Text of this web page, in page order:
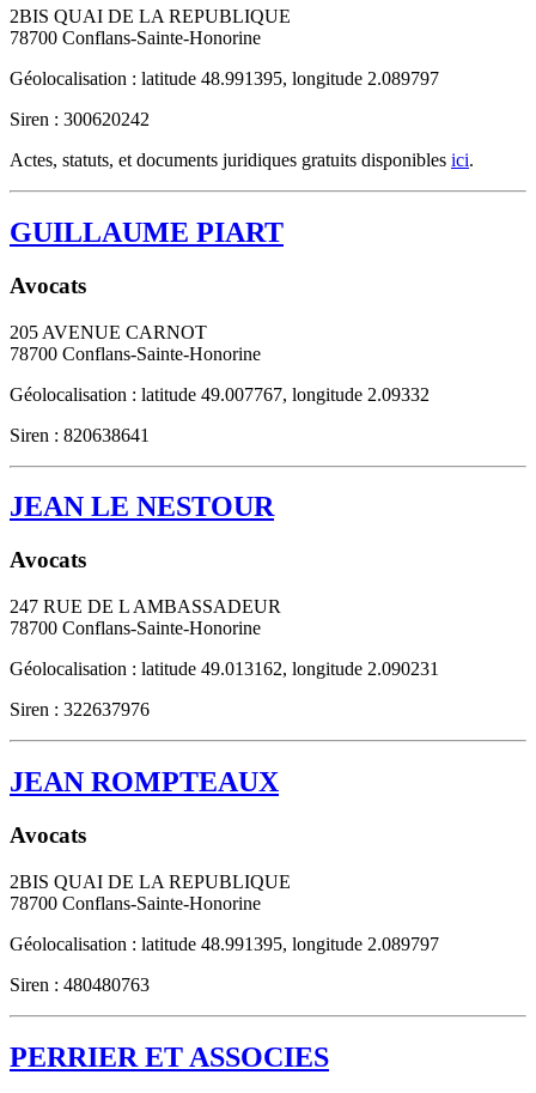
2BIS QUAI DE LA REPUBLIQUE
78700 Conflans-Sainte-Honorine
Géolocalisation : latitude 48.991395, longitude 2.089797
Siren : 300620242
Actes, statuts, et documents juridiques gratuits disponibles ici.
GUILLAUME PIART
Avocats
205 AVENUE CARNOT
78700 Conflans-Sainte-Honorine
Géolocalisation : latitude 49.007767, longitude 2.09332
Siren : 820638641
JEAN LE NESTOUR
Avocats
247 RUE DE L AMBASSADEUR
78700 Conflans-Sainte-Honorine
Géolocalisation : latitude 49.013162, longitude 2.090231
Siren : 322637976
JEAN ROMPTEAUX
Avocats
2BIS QUAI DE LA REPUBLIQUE
78700 Conflans-Sainte-Honorine
Géolocalisation : latitude 48.991395, longitude 2.089797
Siren : 480480763
PERRIER ET ASSOCIES